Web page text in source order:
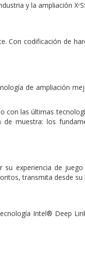
y la ampliación
Con codificación de
de ampliación
con las últimas
muestra: los
experiencia de
transmita desde
Intel® Deep